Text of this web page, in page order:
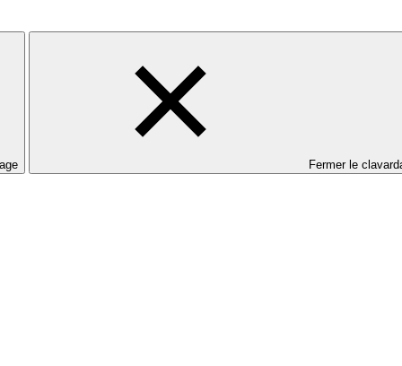
Fermer le